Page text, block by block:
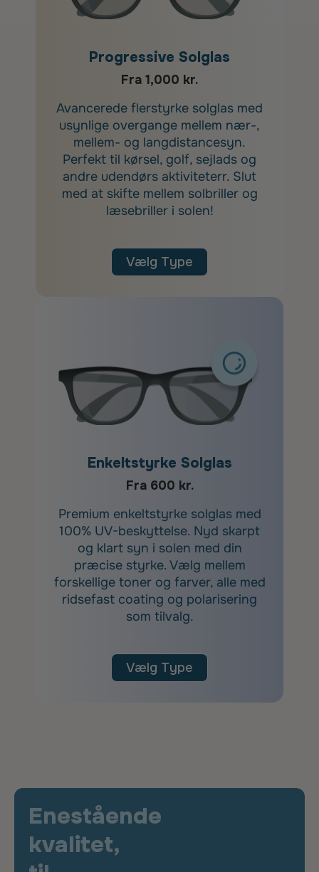
Progressive Solglas
Fra 1,000 kr.
Avancerede flerstyrke solglas med
usynlige overgange mellem nær-,
mellem- og langdistancesyn.
Perfekt til kørsel, golf, sejlads og
andre udendørs aktiviteterr. Slut
med at skifte mellem solbriller og
læsebriller i solen!
Vælg Type
Enkeltstyrke Solglas
Fra 600 kr.
Premium enkeltstyrke solglas med
100% UV-beskyttelse. Nyd skarpt
og klart syn i solen med din
præcise styrke. Vælg mellem
forskellige toner og farver, alle med
ridsefast coating og polarisering
som tilvalg.
Vælg Type
Enestående
kvalitet,